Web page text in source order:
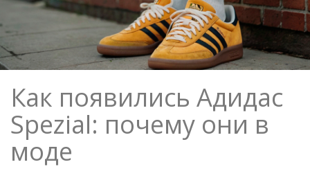
Как появились Адидас
Spezial: почему они в
моде